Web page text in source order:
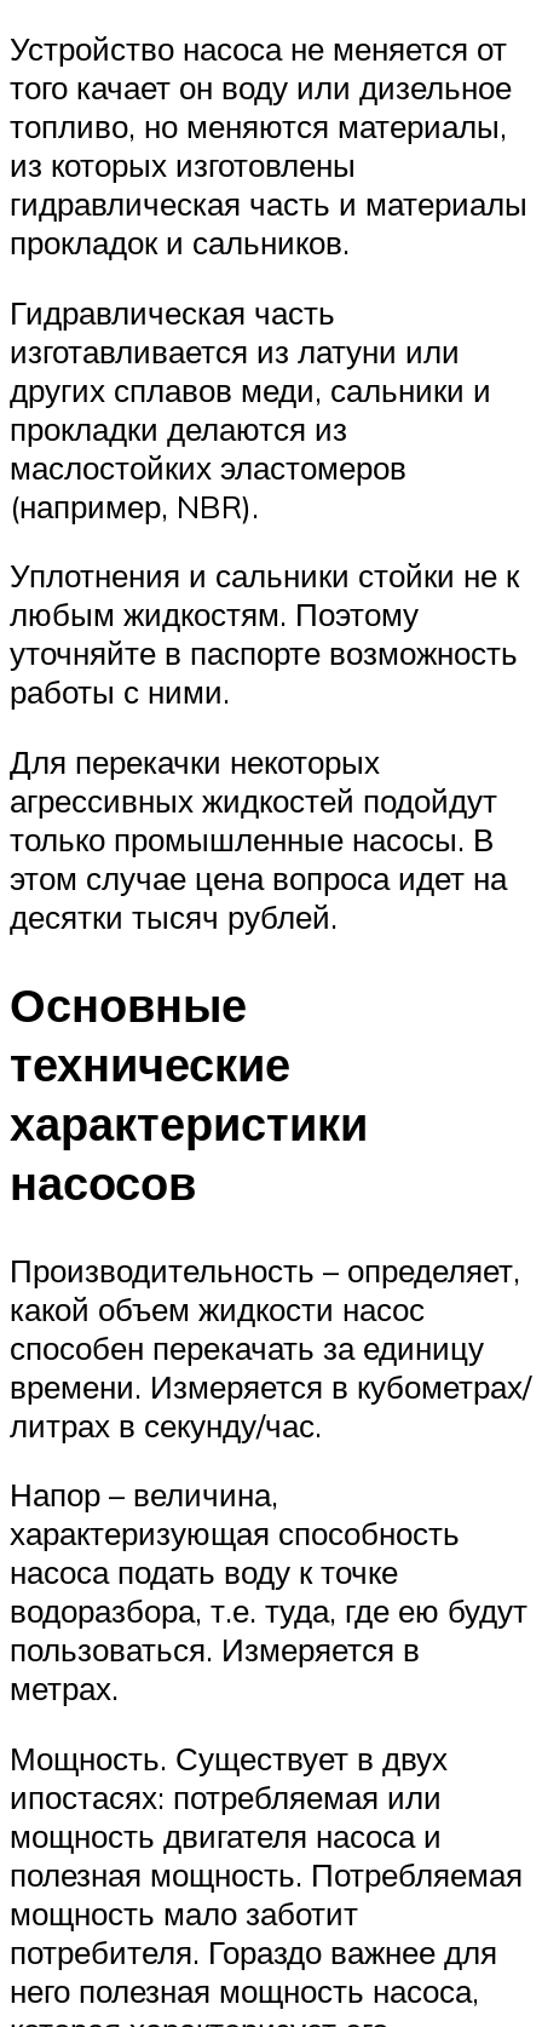
Устройство насоса не меняется от
того качает он воду или дизельное
топливо, но меняются материалы,
из которых изготовлены
гидравлическая часть и материалы
прокладок и сальников.
Гидравлическая часть
изготавливается из латуни или
других сплавов меди, сальники и
прокладки делаются из
маслостойких эластомеров
(например, NBR).
Уплотнения и сальники стойки не к
любым жидкостям. Поэтому
уточняйте в паспорте возможность
работы с ними.
Для перекачки некоторых
агрессивных жидкостей подойдут
только промышленные насосы. В
этом случае цена вопроса идет на
десятки тысяч рублей.
Основные
технические
характеристики
насосов
Производительность – определяет,
какой объем жидкости насос
способен перекачать за единицу
времени. Измеряется в кубометрах/
литрах в секунду/час.
Напор – величина,
характеризующая способность
насоса подать воду к точке
водоразбора, т.е. туда, где ею будут
пользоваться. Измеряется в
метрах.
Мощность. Существует в двух
ипостасях: потребляемая или
мощность двигателя насоса и
полезная мощность. Потребляемая
мощность мало заботит
потребителя. Гораздо важнее для
него полезная мощность насоса,